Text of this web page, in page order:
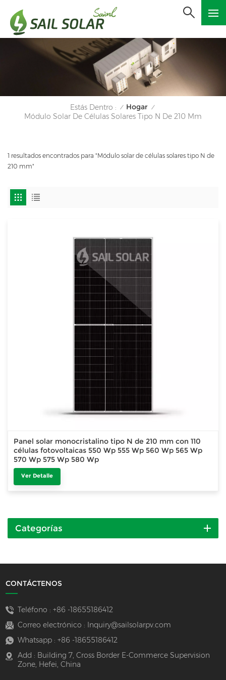
Estás Dentro : / Hogar /
Módulo Solar De Células Solares Tipo N De 210 Mm
1 resultados encontrados para "Módulo solar de células solares tipo N de
210 mm"
Panel solar monocristalino tipo N de 210 mm con 110
células fotovoltaicas 550 Wp 555 Wp 560 Wp 565 Wp
570 Wp 575 Wp 580 Wp
Ver Detalle
Categorías
CONTÁCTENOS
Teléfono : +86 -18655186412
Correo electrónico :
Inquiry@sailsolarpv.com
Whatsapp : +86 -18655186412
Add : Building 7, Cross Border E-Commerce Supervision
Zone, Hefei, China